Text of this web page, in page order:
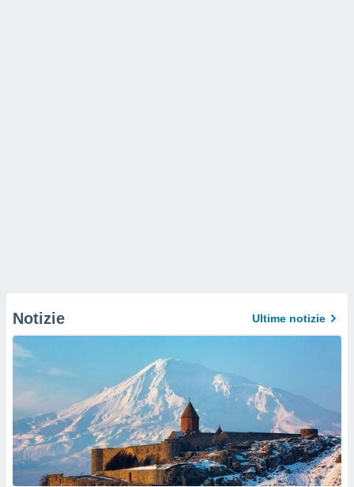
Notizie Ultime notizie